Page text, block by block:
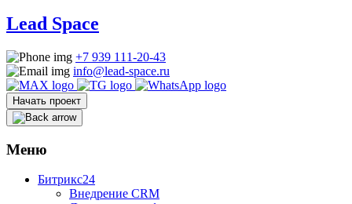
Lead Space
+7 939 111-20-43
info@lead-space.ru
Начать проект
Меню
Битрикс24
Внедрение CRM